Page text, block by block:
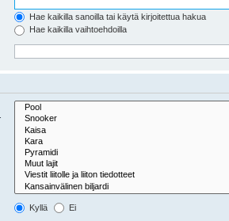
Hae kaikilla sanoilla tai käytä kirjoitettua hakua
Hae kaikilla vaihtoehdoilla
Kyllä Ei